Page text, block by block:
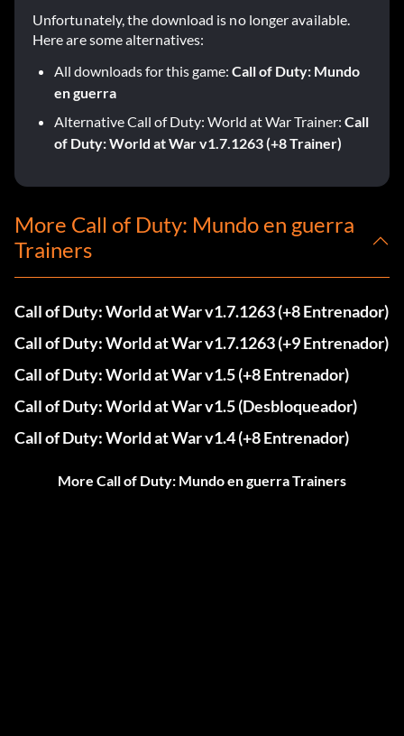
Unfortunately, the download is no longer available.
Here are some alternatives:
All downloads for this game: Call of Duty: Mundo
en guerra
Alternative Call of Duty: World at War Trainer: Call
of Duty: World at War v1.7.1263 (+8 Trainer)
More Call of Duty: Mundo en guerra
Trainers
Call of Duty: World at War v1.7.1263 (+8 Entrenador)
Call of Duty: World at War v1.7.1263 (+9 Entrenador)
Call of Duty: World at War v1.5 (+8 Entrenador)
Call of Duty: World at War v1.5 (Desbloqueador)
Call of Duty: World at War v1.4 (+8 Entrenador)
More Call of Duty: Mundo en guerra Trainers